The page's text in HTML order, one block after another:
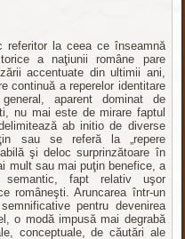
referitor la ceea ce înseamnă
a naţiunii române pare
accentuate din ultimii ani,
continuă a reperelor identitare
aparent dominat de
nu mai este de mirare faptul
ab initio de diverse
sau se referă la „repere
şi deloc surprinzătoare în
mult sau mai puţin benefice, a
fapt relativ uşor
româneşti. Aruncarea într-un
pentru devenirea
o modă impusă mai degrabă
conceptuale, de căutări ale